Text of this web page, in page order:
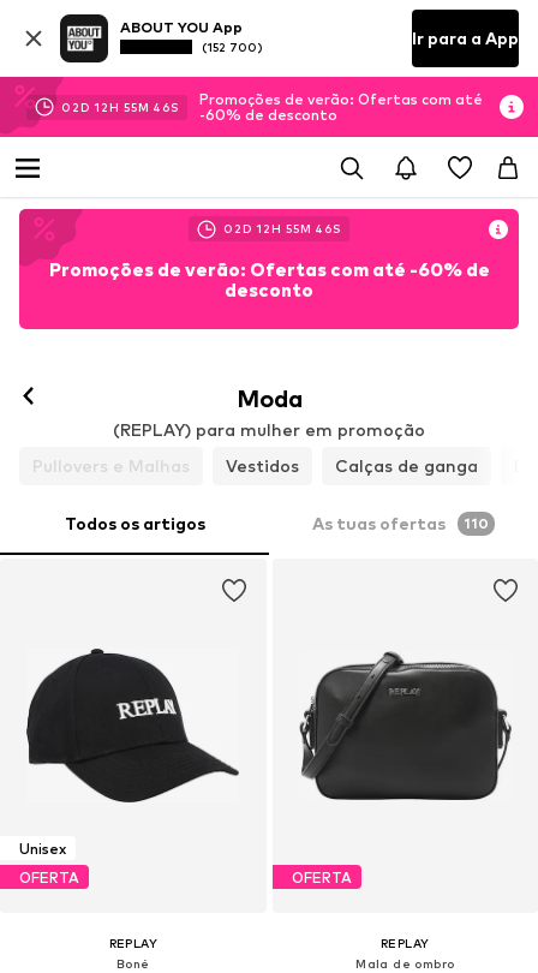
ABOUT YOU App
(152 700) Ir para a App
02D 12H 55M 46S
Promoções de verão: Ofertas com até
-60% de desconto
02D 12H 55M 46S
Promoções de verão: Ofertas com até -60% de
desconto
Moda
(REPLAY) para mulher em promoção
Pullovers e Malhas
Vestidos Calças de ganga
Todos os artigos As tuas ofertas 110
Unisex
OFERTA
REPLAY
Boné
OFERTA
REPLAY
Mala de ombro